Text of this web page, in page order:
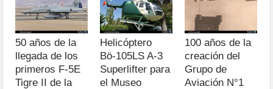
50 años de la
llegada de los
primeros F-5E
Tigre II de la
Helicóptero
Bö-105LS A-3
Superlifter para
el Museo
100 años de la
creación del
Grupo de
Aviación N°1